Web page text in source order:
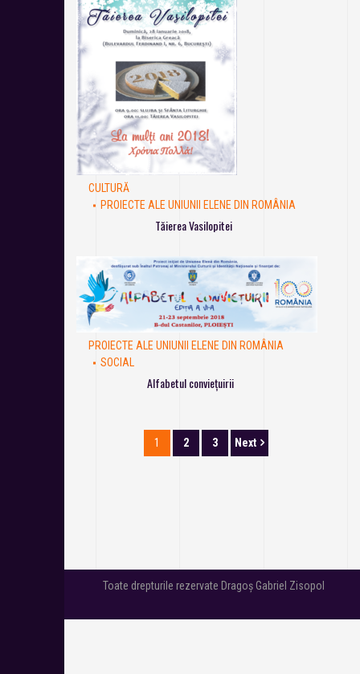
CULTURĂ
PROIECTE ALE UNIUNII ELENE DIN ROMÂNIA
Tăierea Vasilopitei
PROIECTE ALE UNIUNII ELENE DIN ROMÂNIA
SOCIAL
Alfabetul conviețuirii
1 2 3 Next
Toate drepturile rezervate Dragoș Gabriel Zisopol